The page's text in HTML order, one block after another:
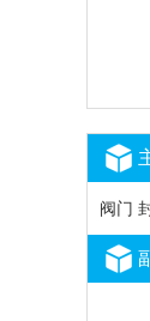
阀门